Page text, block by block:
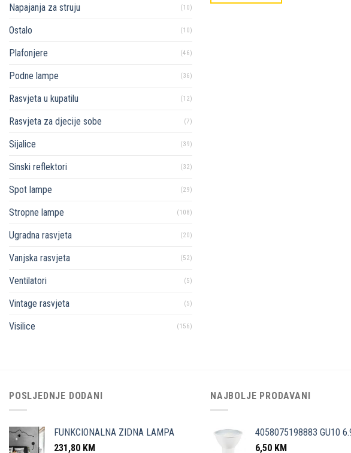
Napajanja za struju (10)
Ostalo (10)
Plafonjere (46)
Podne lampe (36)
Rasvjeta u kupatilu (12)
Rasvjeta za djecije sobe (7)
Sijalice (39)
Sinski reflektori (32)
Spot lampe (29)
Stropne lampe (108)
Ugradna rasvjeta (20)
Vanjska rasvjeta (52)
Ventilatori (5)
Vintage rasvjeta (5)
Visilice (156)
POSLJEDNJE DODANI
FUNKCIONALNA ZIDNA LAMPA
231,80 KM
NAJBOLJE PRODAVANI
4058075198883 GU10
6,50 KM